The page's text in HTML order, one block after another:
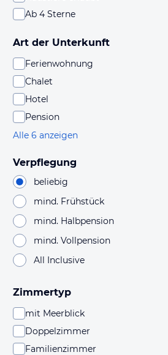
Ab 4 Sterne
Art der Unterkunft
Ferienwohnung
Chalet
Hotel
Pension
Alle 6 anzeigen
Verpflegung
beliebig
mind. Frühstück
mind. Halbpension
mind. Vollpension
All Inclusive
Zimmertyp
mit Meerblick
Doppelzimmer
Familienzimmer